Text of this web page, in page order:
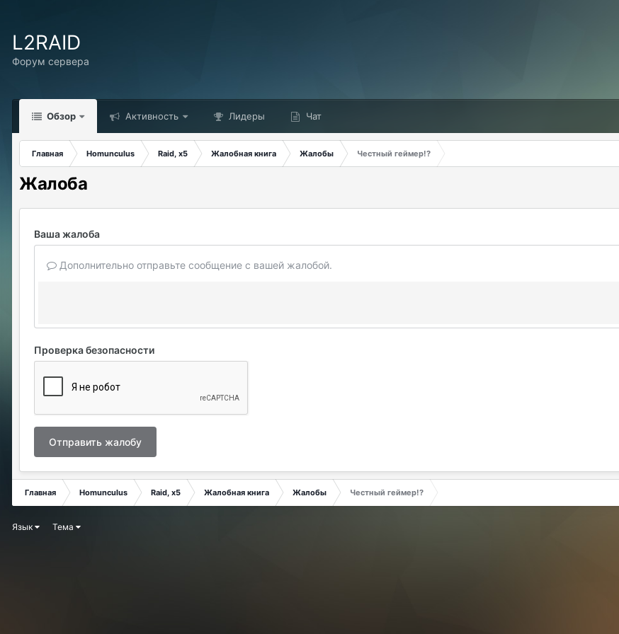
L2RAID
Форум сервера
Обзор Активность Лидеры Чат
Главная Homunculus Raid, x5 Жалобная книга Жалобы Честный геймер!?
Жалоба
Ваша жалоба
Дополнительно отправьте сообщение с вашей жалобой.
Проверка безопасности
Отправить жалобу
Главная Homunculus Raid, x5 Жалобная книга Жалобы Честный геймер!?
Язык Тема